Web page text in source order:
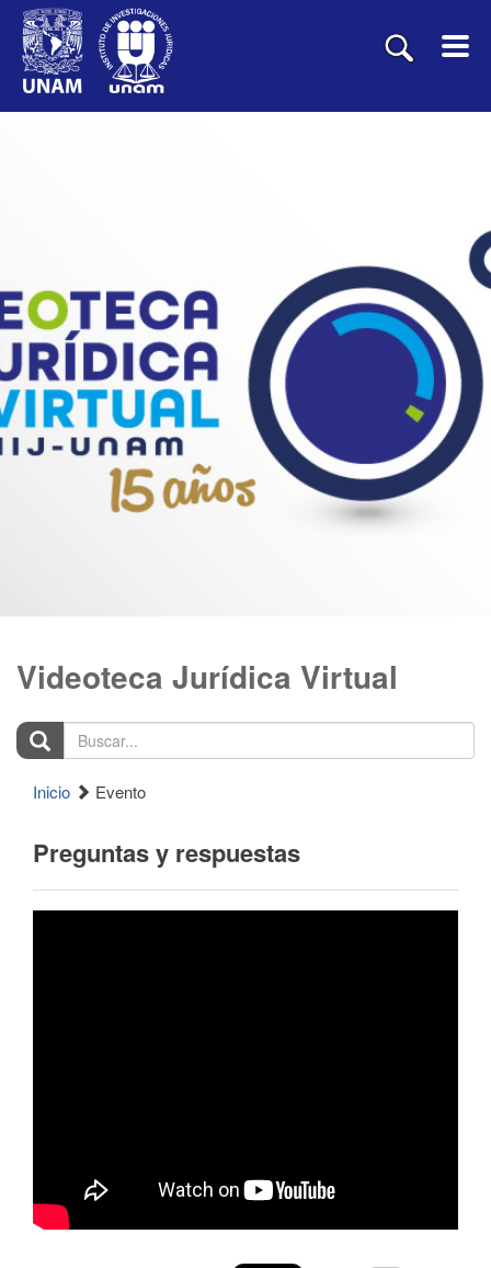
Videoteca Jurídica Virtual
Buscar...
Inicio Evento
Preguntas y respuestas